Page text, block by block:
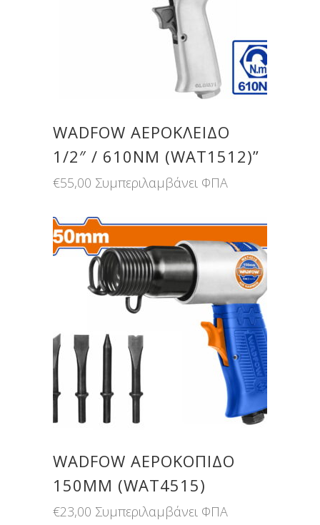
WADFOW ΑΕΡΟΚΛΕΙΔΟ
1/2″ / 610NM (WAT1512)”
€55,00 Συμπεριλαμβάνει ΦΠΑ
WADFOW ΑΕΡΟΚΟΠΙΔΟ
150MM (WAT4515)
€23,00 Συμπεριλαμβάνει ΦΠΑ